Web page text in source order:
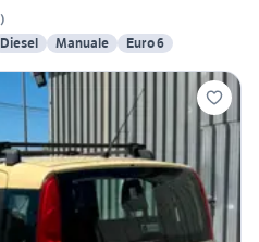
)
Diesel Manuale Euro 6